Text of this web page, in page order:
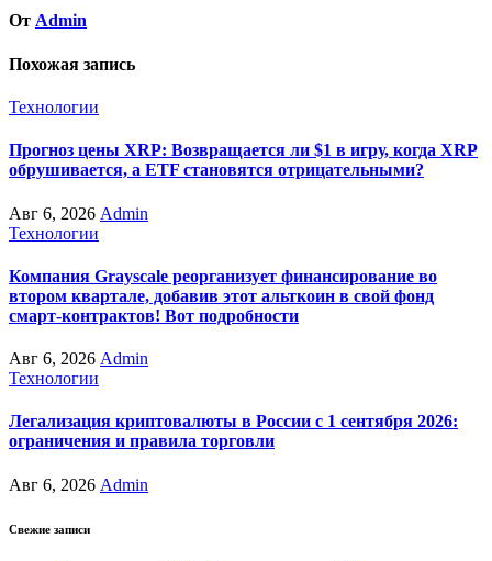
От Admin
Похожая запись
Технологии
Прогноз цены XRP: Возвращается ли $1 в игру, когда XRP
обрушивается, а ETF становятся отрицательными?
Авг 6, 2026 Admin
Технологии
Компания Grayscale реорганизует финансирование во
втором квартале, добавив этот альткоин в свой фонд
смарт-контрактов! Вот подробности
Авг 6, 2026 Admin
Технологии
Легализация криптовалюты в России с 1 сентября 2026:
ограничения и правила торговли
Авг 6, 2026 Admin
Свежие записи